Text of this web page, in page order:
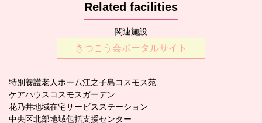
Related facilities
関連施設
きつこう会ポータルサイト
特別養護老人ホーム江之子島コスモス苑
ケアハウスコスモスガーデン
花乃井地域在宅サービスステーション
中央区北部地域包括支援センター